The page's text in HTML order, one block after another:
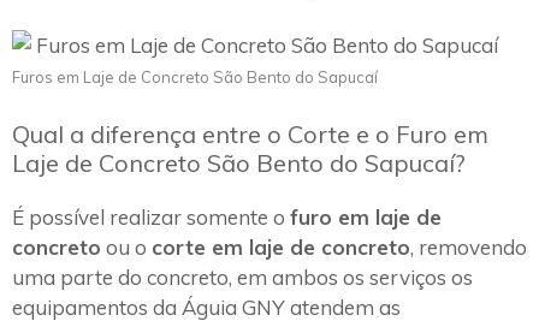
Furos em Laje de Concreto São Bento do Sapucaí
Qual a diferença entre o Corte e o Furo em
Laje de Concreto São Bento do Sapucaí?
É possível realizar somente o furo em laje de
concreto ou o corte em laje de concreto, removendo
uma parte do concreto, em ambos os serviços os
equipamentos da Águia GNY atendem as